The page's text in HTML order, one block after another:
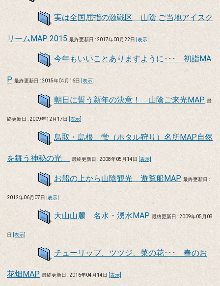
実は全国屈指の激戦区 山陰 ご当地アイスク
リームMAP 2015 最終更新日 : 2017年08月22日 [表示]
今年もいいことありますように･･･ 初詣MA
P 最終更新日 : 2015年04月16日 [表示]
朝日に誓う新年の決意！ 山陰ご来光MAP 最
終更新日 : 2009年12月17日 [表示]
鳥取・島根 蛍（ホタル狩り）名所MAP自然
を舞う神秘の光 最終更新日 : 2008年05月14日 [表示]
お船の上から山陰観光 遊覧船MAP 最終更新日 :
2012年06月07日 [表示]
大山山麓 名水・湧水MAP 最終更新日 : 2009年05月08
日 [表示]
チューリップ、ツツジ、菜の花･･･ 春のお
花畑MAP 最終更新日 : 2016年04月14日 [表示]